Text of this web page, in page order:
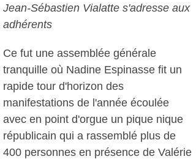
Jean-Sébastien Vialatte s'adresse aux
adhérents
Ce fut une assemblée générale
tranquille où Nadine Espinasse fit un
rapide tour d'horizon des
manifestations de l'année écoulée
avec en point d'orgue un pique nique
républicain qui a rassemblé plus de
400 personnes en présence de Valérie